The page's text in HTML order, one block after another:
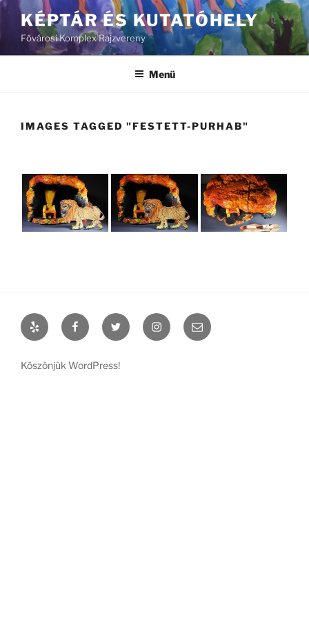
Tartalomhoz
KÉPTÁR ÉS KUTATÓHELY
Fővárosi Komplex Rajzvereny
Menü
IMAGES TAGGED "FESTETT-PURHAB"
Yelp FacebookTwitter InstagramEmail
Köszönjük WordPress!